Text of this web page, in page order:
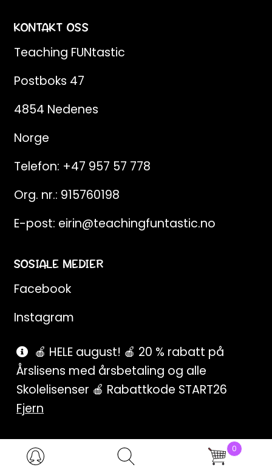
KONTAKT OSS
Teaching FUNtastic
Postboks 47
4854 Nedenes
Norge
Telefon: +47 957 57 778
Org. nr.: 915760198
E-post: eirin@teachingfuntastic.no
SOSIALE MEDIER
Facebook
Instagram
Pinterest
SnapChat
Products
search
0
🍎 HELE august! 🍎 20 % rabatt på
Årslisens med årsbetaling og alle
Skolelisenser 🍎 Rabattkode START26
Fjern